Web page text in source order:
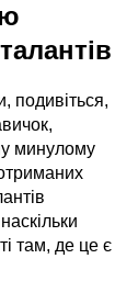
подивіться,
минулому
там, де це є